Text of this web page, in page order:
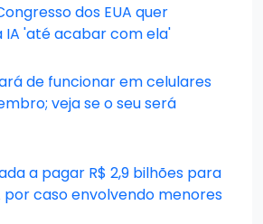
dos EUA quer
'até acabar com ela'
de funcionar em celulares
veja se o seu será
a pagar R$ 2,9 bilhões para
por caso envolvendo menores